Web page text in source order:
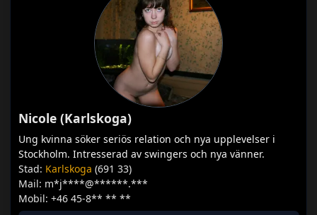
Nicole (Karlskoga)
Ung kvinna söker seriös relation och nya upplevelser i
Stockholm. Intresserad av swingers och nya vänner.
Stad: Karlskoga (691 33)
Mail: m*j****@******.***
Mobil: +46 45-8** ** **